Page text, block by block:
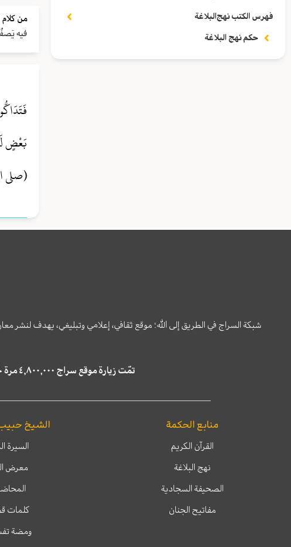
فهرس الكتب نهج‌البلاغة
حكم نهج البلاغة
من
فيه
بَعْضٍ
(صلی
شبكة السراج في الطريق إلى الله؛ موقع ثقافي، إعلامي وتبليغي، يهدف
تمّت زيارة موقع سراج ٤,٨٠٠,٠٠٠ مرة خلال الستة أشهر الماضية، كما ظهر في نتائج البحث في محركات البحث٢٢,٢٩٠,٠٠٠ مرّة.
منابع الحكمة
القرآن الكريم
نهج البلاغة
الصحيفة السجادية
مفاتيح الجنان
الشيخ
السيرة
معرض
كلمات
ومضة